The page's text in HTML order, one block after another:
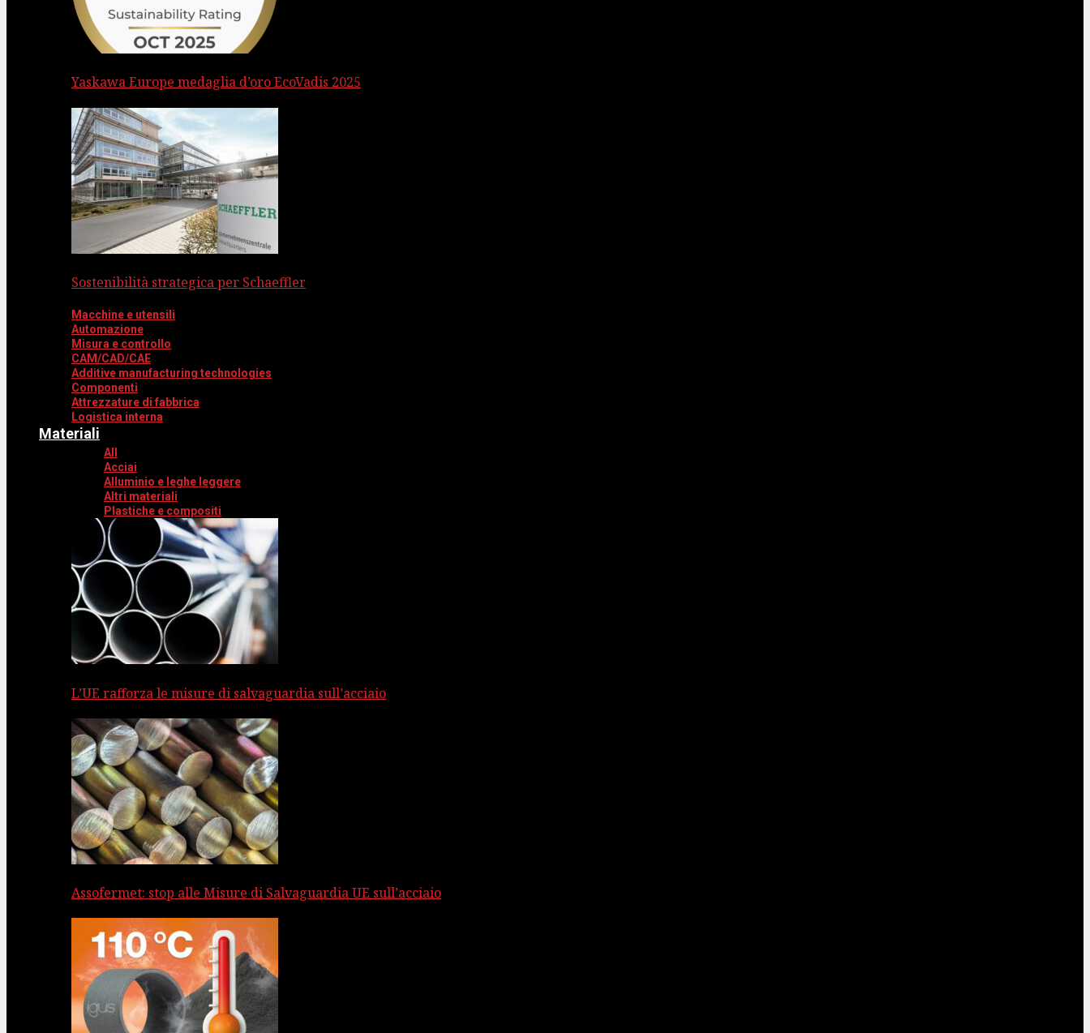
Yaskawa Europe medaglia d’oro EcoVadis 2025
Sostenibilità strategica per Schaeffler
Macchine e utensili
Automazione
Misura e controllo
CAM/CAD/CAE
Additive manufacturing technologies
Componenti
Attrezzature di fabbrica
Logistica interna
Materiali
All
Acciai
Alluminio e leghe leggere
Altri materiali
Plastiche e compositi
L’UE rafforza le misure di salvaguardia sull’acciaio
Assofermet: stop alle Misure di Salvaguardia UE sull’acciaio